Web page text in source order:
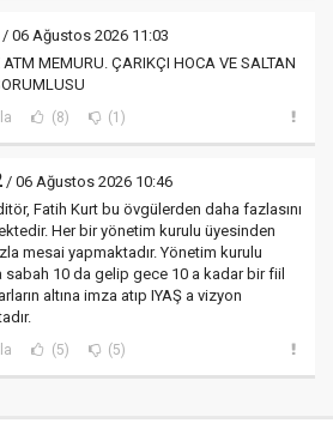
/ 06 Ağustos 2026 11:03
MEMURU. ÇARIKÇI HOCA VE SALTAN
(8) (1)
/ 06 Ağustos 2026 10:46
Fatih Kurt bu övgülerden daha fazlasını
Her bir yönetim kurulu üyesinden
mesai yapmaktadır. Yönetim kurulu
sabah 10 da gelip gece 10 a kadar bir fiil
altına imza atıp IYAŞ a vizyon
(5) (5)